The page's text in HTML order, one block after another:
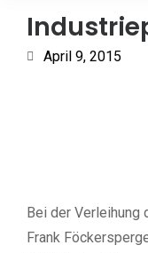
April 9, 2015
Bei der
Frank